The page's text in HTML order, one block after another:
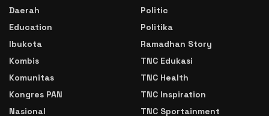
Daerah
Education
Ibukota
Kombis
Komunitas
Kongres PAN
Nasional
Politic
Politika
Ramadhan Story
TNC Edukasi
TNC Health
TNC Inspiration
TNC Sportainment